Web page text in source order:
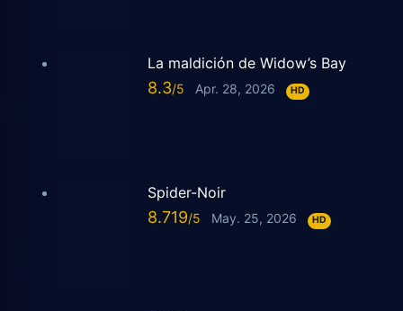
La maldición de Widow’s Bay
8.3 Apr. 28, 2026 HD
Spider-Noir
8.719 May. 25, 2026 HD